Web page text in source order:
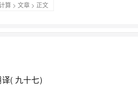
算 > 文章 > 正文
( 九十七)